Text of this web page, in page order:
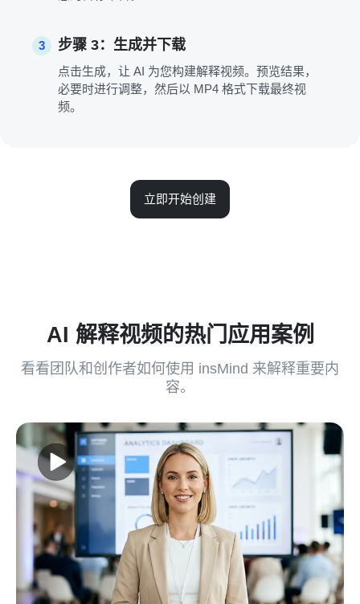
3 步骤 3：生成并下载
点击生成，让 AI 为您构建解释视频。预览结果，
必要时进行调整，然后以 MP4 格式下载最终视
频。
立即开始创建
AI 解释视频的热门应用案例
看看团队和创作者如何使用 insMind 来解释重要内
容。